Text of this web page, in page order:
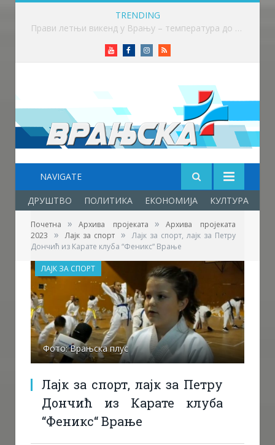
TRENDING
Прави летњи викенд у Врању – температура до 32 степена
YoutubeFacebookInstagram
RSS
NAVIGATE
ДРУШТВО ПОЛИТИКА ЕКОНОМИЈА КУЛТУРА
Почетна » Архива пројеката »
Архива пројеката
2023
» Лајк за спорт »
Лајк за спорт, лајк за Петру
Дончић из Карате клуба “Феникс“ Врање
Фото: Врањска плус
Лајк за спорт, лајк за Петру
Дончић из Карате клуба
“Феникс“ Врање
ЛАЈК ЗА СПОРТ